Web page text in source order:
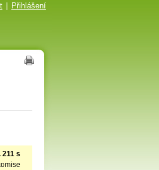
Přihlášení
211 s